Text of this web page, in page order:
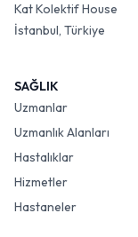
Kat Kolektif House
İstanbul, Türkiye
SAĞLIK
Uzmanlar
Uzmanlık Alanları
Hastalıklar
Hizmetler
Hastaneler